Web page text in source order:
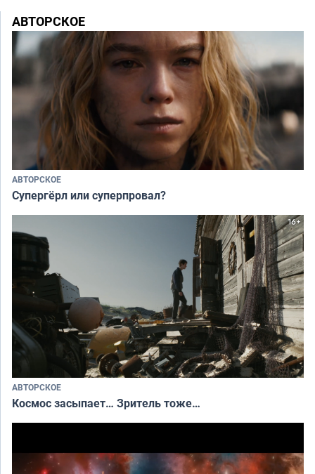
АВТОРСКОЕ
АВТОРСКОЕ
Супергёрл или суперпровал?
АВТОРСКОЕ
Космос засыпает… Зритель тоже…